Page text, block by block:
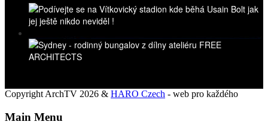
Copyright ArchTV 2026 & HARO Czech - web pro každého
Main Menu